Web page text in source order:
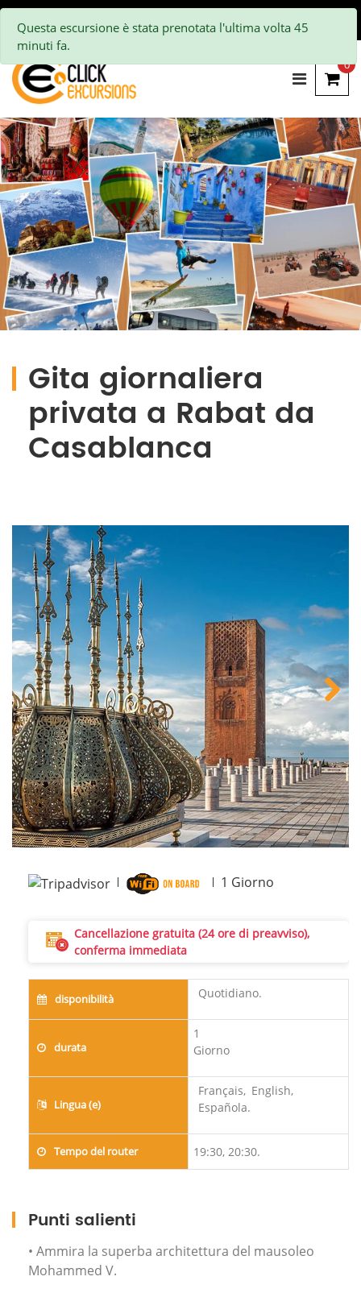
0
Gita giornaliera
privata a Rabat da
Casablanca
Next
1 Giorno
Cancellazione gratuita (24 ore di preavviso),
conferma immediata
disponibilità Quotidiano.
durata
1
Giorno
Lingua (e)
Français, English,
Española.
Tempo del router 19:30, 20:30.
Punti salienti
• Ammira la superba architettura del mausoleo
Mohammed V.
Questa escursione è stata prenotata l'ultima volta 45
minuti fa.